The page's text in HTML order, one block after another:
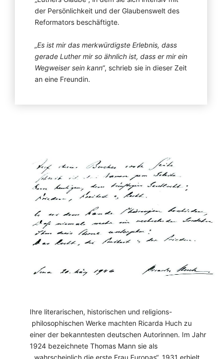
der Persönlichkeit und der Glaubenswelt des
Reformators beschäftigte.
„Es ist mir das merkwürdig­ste Erlebnis, dass
gerade Luther mir so ähnlich ist, dass er mir ein
Wegweiser sein kann“, schrieb sie in dieser Zeit
an eine Freundin.
Ihre literarischen, historischen und religions-
philosophischen Werke machten Ricarda Huch zu
einer der bekanntesten deutschen Autorinnen. Im Jahr
1924 bezeichnete Thomas Mann sie als
„wahrscheinlich die erste Frau Europas“. 1931 erhielt